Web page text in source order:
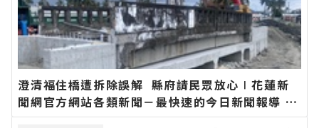
澄清福住橋遭拆除誤解 縣府請民眾放心∣花蓮新
聞網官方網站各類新聞－最快速的今日新聞報導 最
新的在地資訊！